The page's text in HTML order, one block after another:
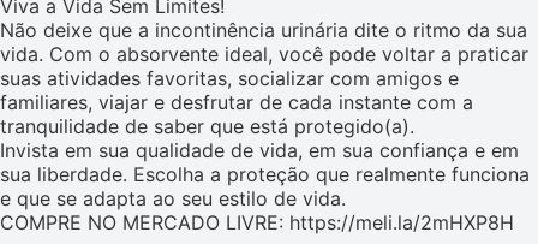
Viva a Vida Sem Limites!
Não deixe que a incontinência urinária dite o ritmo da sua
vida. Com o absorvente ideal, você pode voltar a praticar
suas atividades favoritas, socializar com amigos e
familiares, viajar e desfrutar de cada instante com a
tranquilidade de saber que está protegido(a).
Invista em sua qualidade de vida, em sua confiança e em
sua liberdade. Escolha a proteção que realmente funciona
e que se adapta ao seu estilo de vida.
COMPRE NO MERCADO LIVRE: https://meli.la/2mHXP8H